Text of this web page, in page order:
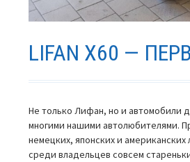
LIFAN X60 —
Не только Лифан, но и автомобили
многими нашими автолюбителями.
немецких, японских и
среди владельцев совсем